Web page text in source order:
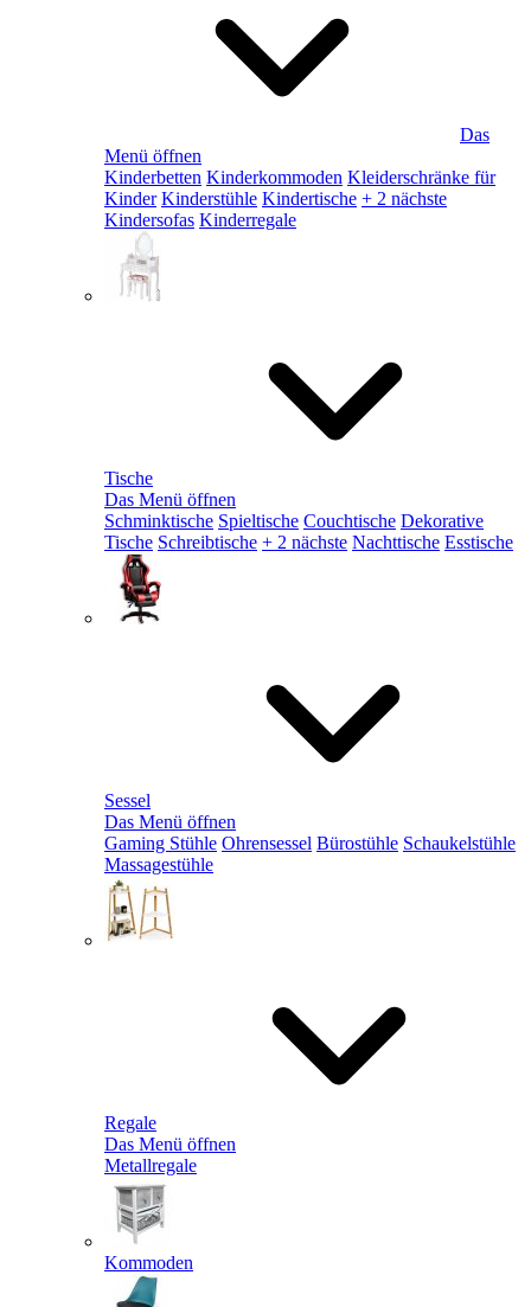
Das
Menü öffnen
Kinderbetten Kinderkommoden Kleiderschränke für
Kinder Kinderstühle Kindertische + 2 nächste
Kindersofas Kinderregale
Tische
Das Menü öffnen
Schminktische Spieltische Couchtische Dekorative
Tische Schreibtische + 2 nächste Nachttische Esstische
Sessel
Das Menü öffnen
Gaming Stühle Ohrensessel Bürostühle Schaukelstühle
Massagestühle
Regale
Das Menü öffnen
Metallregale
Kommoden